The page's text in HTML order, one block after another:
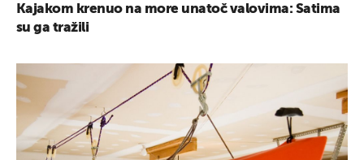
Kajakom krenuo na more unatoč valovima: Satima
su ga tražili